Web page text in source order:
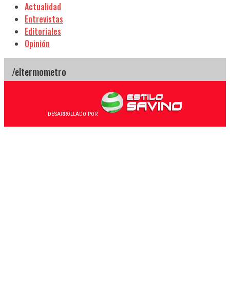
Actualidad
Entrevistas
Editoriales
Opinión
DESARROLLADO POR